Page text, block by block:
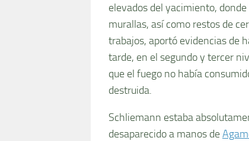
elevados del yacimiento,
murallas, así como restos de
trabajos, aportó evidencias de
tarde, en el segundo y tercer
que el fuego no había
destruida.
Schliemann estaba
desaparecido a manos de